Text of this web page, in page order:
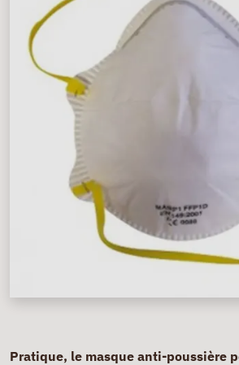
Pratique, le masque anti-poussière